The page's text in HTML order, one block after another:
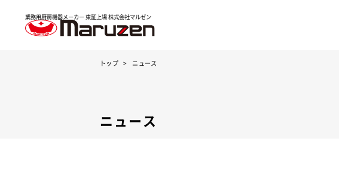
業務用厨房機器メーカー 東証上場株式会社マルゼン
トップ ニュース
ニュース